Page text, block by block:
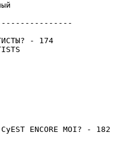
- 174
ENCORE MOI? - 182